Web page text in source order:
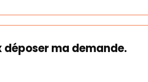
ma demande.